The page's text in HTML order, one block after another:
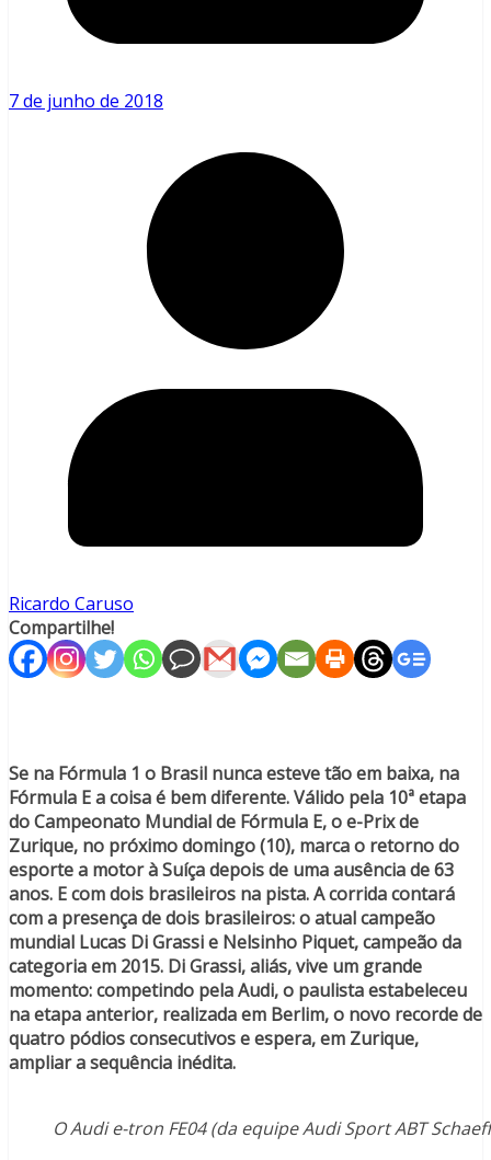
7 de junho de 2018
Ricardo Caruso
Compartilhe!
Se na Fórmula 1 o Brasil nunca esteve tão em baixa, na
Fórmula E a coisa é bem diferente. Válido pela 10ª etapa
do Campeonato Mundial de Fórmula E, o e-Prix de
Zurique, no próximo domingo (10), marca o retorno do
esporte a motor à Suíça depois de uma ausência de 63
anos. E com dois brasileiros na pista. A corrida contará
com a presença de dois brasileiros: o atual campeão
mundial Lucas Di Grassi e Nelsinho Piquet, campeão da
categoria em 2015. Di Grassi, aliás, vive um grande
momento: competindo pela Audi, o paulista estabeleceu
na etapa anterior, realizada em Berlim, o novo recorde de
quatro pódios consecutivos e espera, em Zurique,
ampliar a sequência inédita.
O Audi e-tron FE04 (da equipe Audi Sport ABT